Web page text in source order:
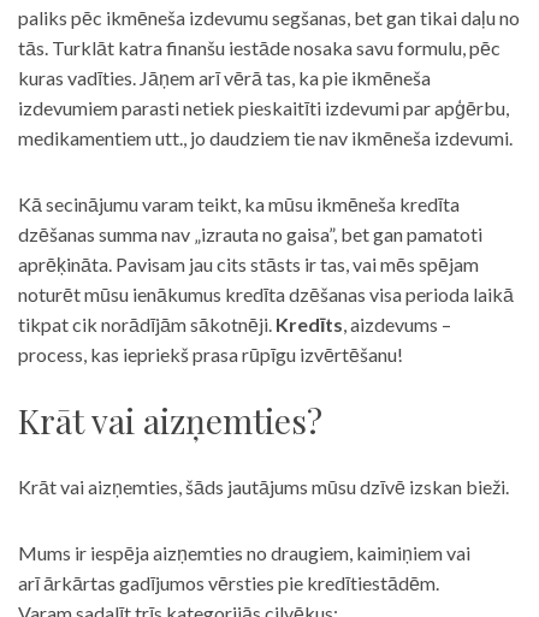
paliks pēc ikmēneša izdevumu segšanas, bet gan tikai daļu no
tās. Turklāt katra finanšu iestāde nosaka savu formulu, pēc
kuras vadīties. Jāņem arī vērā tas, ka pie ikmēneša
izdevumiem parasti netiek pieskaitīti izdevumi par apģērbu,
medikamentiem utt., jo daudziem tie nav ikmēneša izdevumi.
Kā secinājumu varam teikt, ka mūsu ikmēneša kredīta
dzēšanas summa nav „izrauta no gaisa”, bet gan pamatoti
aprēķināta. Pavisam jau cits stāsts ir tas, vai mēs spējam
noturēt mūsu ienākumus kredīta dzēšanas visa perioda laikā
tikpat cik norādījām sākotnēji. Kredīts, aizdevums –
process, kas iepriekš prasa rūpīgu izvērtēšanu!
Krāt vai aizņemties?
Krāt vai aizņemties, šāds jautājums mūsu dzīvē izskan bieži.
Mums ir iespēja aizņemties no draugiem, kaimiņiem vai
arī ārkārtas gadījumos vērsties pie kredītiestādēm.